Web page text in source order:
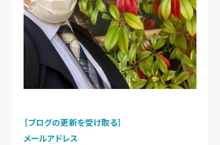
［ブログの更新を受け取る］
メールアドレス